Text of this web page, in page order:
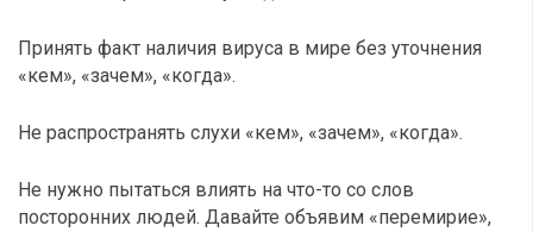
Принять факт наличия вируса в мире без уточнения
«кем», «зачем», «когда».
Не распространять слухи «кем», «зачем», «когда».
Не нужно пытаться влиять на что-то со слов
посторонних людей. Давайте объявим «перемирие»,